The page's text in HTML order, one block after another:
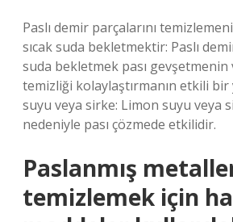
Paslı demir parçalarını
sıcak suda bekletmektir: Paslı
suda bekletmek pası
temizliği kolaylaştırmanın etkili
suyu veya sirke: Limon suyu veya
nedeniyle pası çözmede etkilidir.
Paslanmış
temizlemek için